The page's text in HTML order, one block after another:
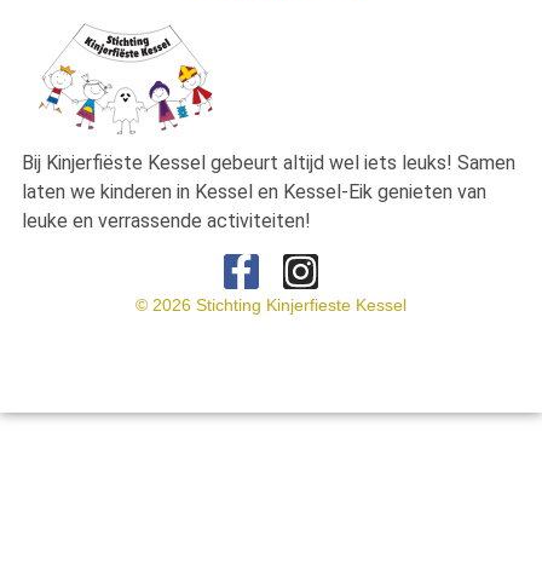
Bij Kinjerfiëste Kessel gebeurt altijd wel iets leuks! Samen
laten we kinderen in Kessel en Kessel-Eik genieten van
leuke en verrassende activiteiten!
© 2026 Stichting Kinjerfieste Kessel